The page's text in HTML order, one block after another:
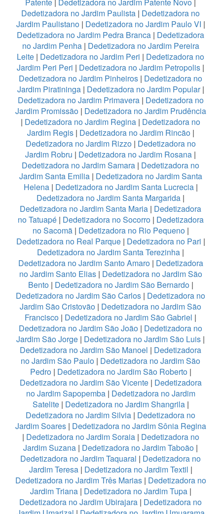
Dedetizadora no Jardim Paulista | Dedetizadora no
Jardim Paulistano| Dedetizadora no Jardim Paulo VI |
Dedetizadora no Jardim Pedra Branca | Dedetizadora
no Jardim Penha| Dedetizadora no Jardim Pereira
Leite | Dedetizadora no Jardim Peri | Dedetizadora no
Jardim Peri Peri | Dedetizadora no Jardim Petropolis |
Dedetizadora no Jardim Pinheiros | Dedetizadora no
Jardim Piratininga| Dedetizadora no Jardim Popular|
Dedetizadora no Jardim Primavera| Dedetizadora no
Jardim Promissão| Dedetizadora no Jardim Prudência
| Dedetizadora no Jardim Regina | Dedetizadora no
Jardim Regis| Dedetizadora no Jardim Rincão|
Dedetizadora no Jardim Rizzo| Dedetizadora no
Jardim Robru | Dedetizadora no Jardim Rosana |
Dedetizadora no Jardim Samara | Dedetizadora no
Jardim Santa Emilia| Dedetizadora no Jardim Santa
Helena| Dedetizadora no Jardim Santa Lucrecia|
Dedetizadora no Jardim Santa Margarida |
Dedetizadora no Jardim Santa Maria | Dedetizadora
no Tatuapé| Dedetizadora no Socorro| Dedetizadora
no Sacomã| Dedetizadora no Rio Pequeno|
Dedetizadora no Real Parque| Dedetizadora no Pari |
Dedetizadora no Jardim Santa Terezinha |
Dedetizadora no Jardim Santo Amaro| Dedetizadora
no Jardim Santo Elias| Dedetizadora no Jardim São
Bento| Dedetizadora no Jardim São Bernardo|
Dedetizadora no Jardim São Carlos | Dedetizadora no
Jardim São Cristovão | Dedetizadora no Jardim São
Francisco | Dedetizadora no Jardim São Gabriel |
Dedetizadora no Jardim São João | Dedetizadora no
Jardim São Jorge | Dedetizadora no Jardim São Luis |
Dedetizadora no Jardim São Manoel | Dedetizadora
no Jardim São Paulo | Dedetizadora no Jardim São
Pedro| Dedetizadora no Jardim São Roberto|
Dedetizadora no Jardim São Vicente| Dedetizadora
no Jardim Sapopemba| Dedetizadora no Jardim
Satelite| Dedetizadora no Jardim Shangrila|
Dedetizadora no Jardim Silvia | Dedetizadora no
Jardim Soares| Dedetizadora no Jardim Sônia Regina
| Dedetizadora no Jardim Soraia| Dedetizadora no
Jardim Suzana | Dedetizadora no Jardim Taboão |
Dedetizadora no Jardim Taquaral | Dedetizadora no
Jardim Teresa| Dedetizadora no Jardim Textil |
Dedetizadora no Jardim Três Marias| Dedetizadora no
Jardim Triana| Dedetizadora no Jardim Tupa|
Dedetizadora no Jardim Ubirajara | Dedetizadora no